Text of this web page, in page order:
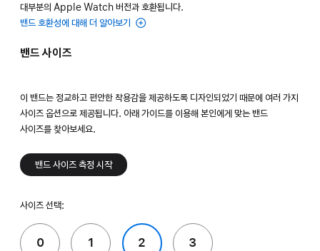
대부분의 Apple Watch 버전과 호환됩니다.
밴드 호환성에 대해 더 알아보기
밴드 사이즈
이 밴드는 정교하고 편안한 착용감을 제공하도록 디자인되었기 때문에 여러 가지
사이즈 옵션으로 제공됩니다. 아래 가이드를 이용해 본인에게 맞는 밴드
사이즈를 찾아보세요.
밴드 사이즈 측정 시작
사이즈 선택:
0 1 2 3